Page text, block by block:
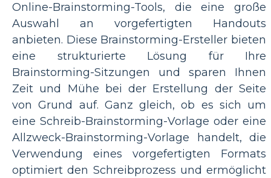
Online-Brainstorming-Tools, die eine große
Auswahl an vorgefertigten Handouts
anbieten. Diese Brainstorming-Ersteller bieten
eine strukturierte Lösung für Ihre
Brainstorming-Sitzungen und sparen Ihnen
Zeit und Mühe bei der Erstellung der Seite
von Grund auf. Ganz gleich, ob es sich um
eine Schreib-Brainstorming-Vorlage oder eine
Allzweck-Brainstorming-Vorlage handelt, die
Verwendung eines vorgefertigten Formats
optimiert den Schreibprozess und ermöglicht